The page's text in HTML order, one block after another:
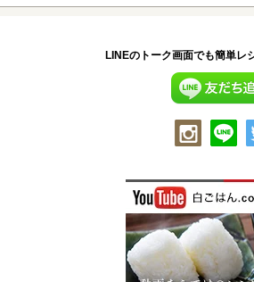
LINEのトーク画面でも簡単レ